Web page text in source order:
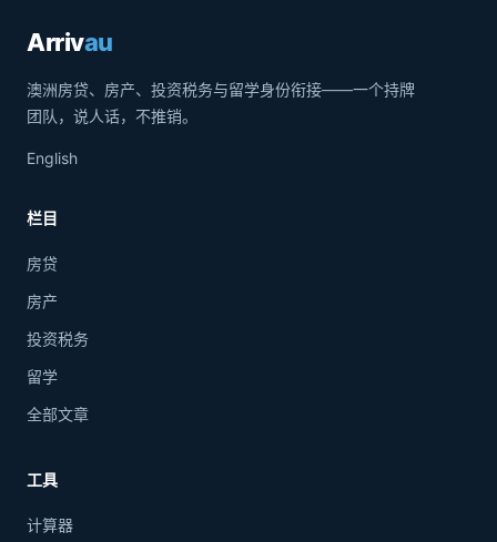
Arrivau
澳洲房贷、房产、投资税务与留学身份衔接——一个持牌
团队，说人话，不推销。
English
栏目
房贷
房产
投资税务
留学
全部文章
工具
计算器